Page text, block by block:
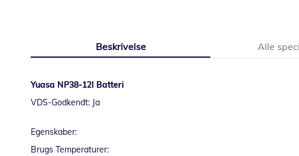
Beskrivelse
Yuasa NP38-12I Batteri
VDS-Godkendt: Ja
Egenskaber:
Brugs Temperaturer:
Alle